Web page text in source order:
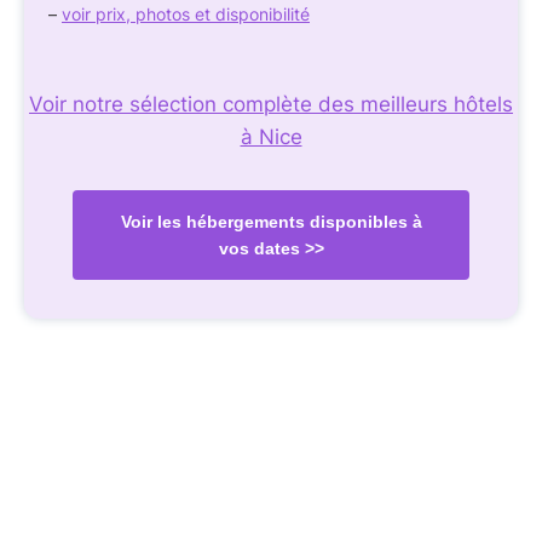
– voir prix, photos et disponibilité
Voir notre sélection complète des meilleurs hôtels
à Nice
Voir les hébergements disponibles à
vos dates >>